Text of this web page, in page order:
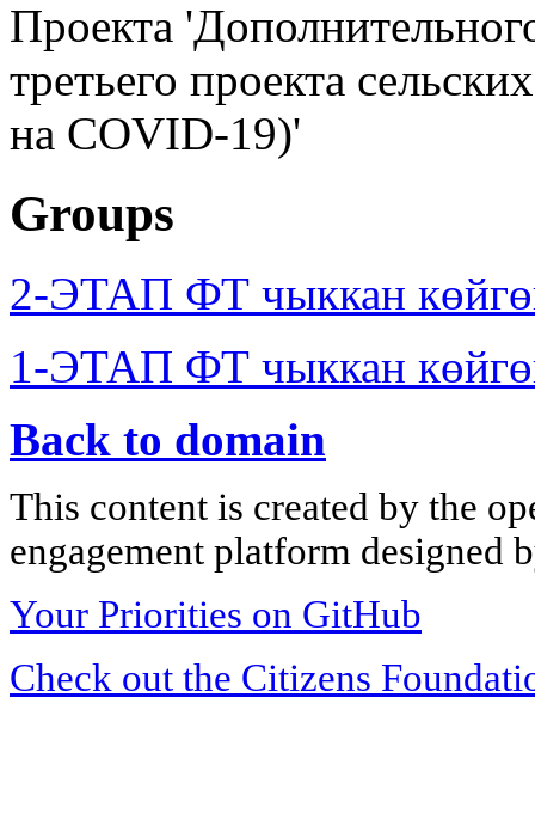
Проекта
третьего проекта
на COVID-19)'
Groups
2-ЭТАП ФТ чыккан
1-ЭТАП ФТ чыккан
Back to domain
This content is created by the
engagement platform designed
Your Priorities on GitHub
Check out the Citizens